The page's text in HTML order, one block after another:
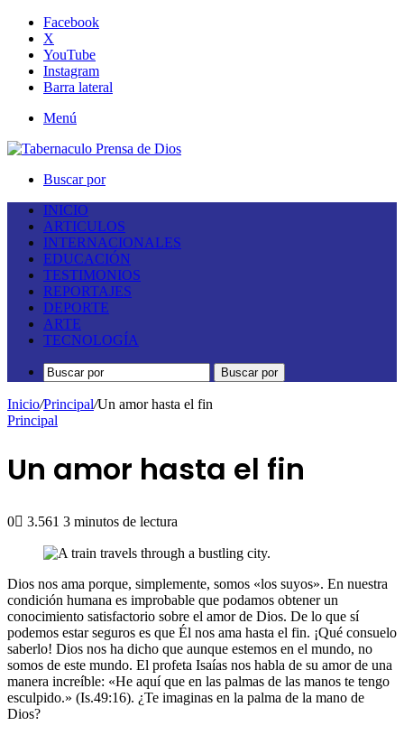
Facebook
X
YouTube
Instagram
Barra lateral
Menú
Buscar por
INICIO
ARTICULOS
INTERNACIONALES
EDUCACIÓN
TESTIMONIOS
REPORTAJES
DEPORTE
ARTE
TECNOLOGÍA
Buscar por
Inicio/Principal/Un amor hasta el fin
Principal
Un amor hasta el fin
0 3.561 3 minutos de lectura
Dios nos ama porque, simplemente, somos «los suyos». En nuestra
condición humana es improbable que podamos obtener un
conocimiento satisfactorio sobre el amor de Dios. De lo que sí
podemos estar seguros es que Él nos ama hasta el fin. ¡Qué consuelo
saberlo! Dios nos ha dicho que aunque estemos en el mundo, no
somos de este mundo. El profeta Isaías nos habla de su amor de una
manera increíble: «He aquí que en las palmas de las manos te tengo
esculpido.» (Is.49:16). ¿Te imaginas en la palma de la mano de
Dios?